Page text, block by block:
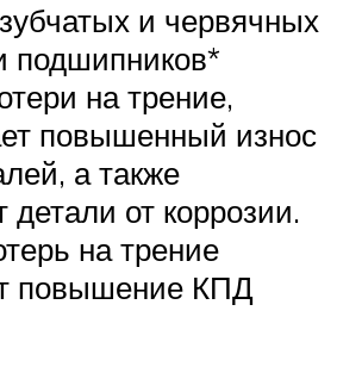
и червячных
подшипников*
на трение,
повы­шенный износ
а также
детали от коррозии.
на трение
повыше­ние КПД